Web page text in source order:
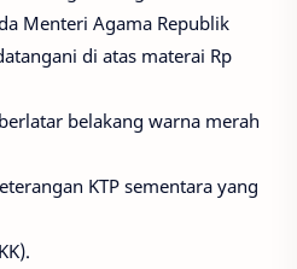
Menteri Agama Republik
di atas materai Rp
belakang warna merah
KTP sementara yang